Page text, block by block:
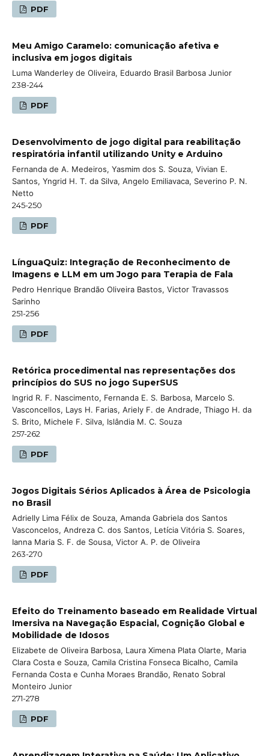
PDF
Meu Amigo Caramelo: comunicação afetiva e
inclusiva em jogos digitais
Luma Wanderley de Oliveira, Eduardo Brasil Barbosa Junior
238-244
PDF
Desenvolvimento de jogo digital para reabilitação
respiratória infantil utilizando Unity e Arduino
Fernanda de A. Medeiros, Yasmim dos S. Souza, Vivian E.
Santos, Yngrid H. T. da Silva, Angelo Emiliavaca, Severino P. N.
Netto
245-250
PDF
LínguaQuiz: Integração de Reconhecimento de
Imagens e LLM em um Jogo para Terapia de Fala
Pedro Henrique Brandão Oliveira Bastos, Victor Travassos
Sarinho
251-256
PDF
Retórica procedimental nas representações dos
princípios do SUS no jogo SuperSUS
Ingrid R. F. Nascimento, Fernanda E. S. Barbosa, Marcelo S.
Vasconcellos, Lays H. Farias, Ariely F. de Andrade, Thiago H. da
S. Brito, Michele F. Silva, Islândia M. C. Souza
257-262
PDF
Jogos Digitais Sérios Aplicados à Área de Psicologia
no Brasil
Adrielly Lima Félix de Souza, Amanda Gabriela dos Santos
Vasconcelos, Andreza C. dos Santos, Letícia Vitória S. Soares,
Ianna Maria S. F. de Sousa, Victor A. P. de Oliveira
263-270
PDF
Efeito do Treinamento baseado em Realidade Virtual
Imersiva na Navegação Espacial, Cognição Global e
Mobilidade de Idosos
Elizabete de Oliveira Barbosa, Laura Ximena Plata Olarte, Maria
Clara Costa e Souza, Camila Cristina Fonseca Bicalho, Camila
Fernanda Costa e Cunha Moraes Brandão, Renato Sobral
Monteiro Junior
271-278
PDF